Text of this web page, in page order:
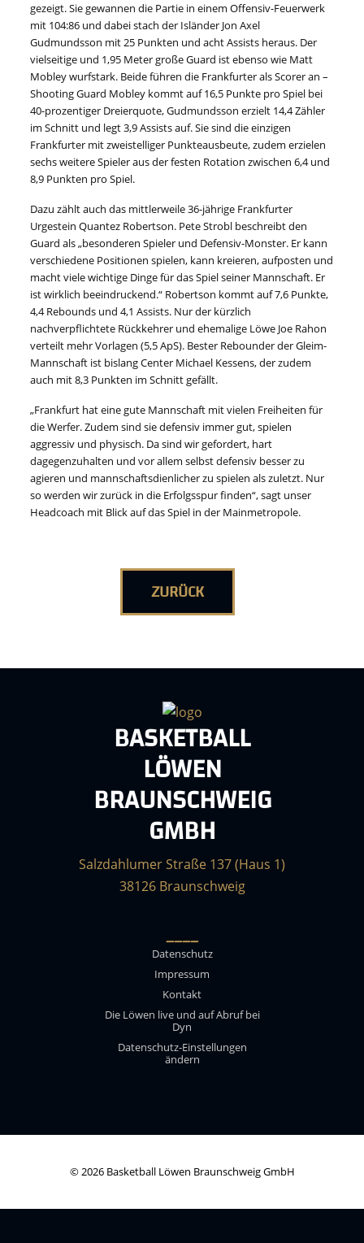
gezeigt. Sie gewannen die Partie in einem Offensiv-Feuerwerk
mit 104:86 und dabei stach der Isländer Jon Axel
Gudmundsson mit 25 Punkten und acht Assists heraus. Der
vielseitige und 1,95 Meter große Guard ist ebenso wie Matt
Mobley wurfstark. Beide führen die Frankfurter als Scorer an –
Shooting Guard Mobley kommt auf 16,5 Punkte pro Spiel bei
40-prozentiger Dreierquote, Gudmundsson erzielt 14,4 Zähler
im Schnitt und legt 3,9 Assists auf. Sie sind die einzigen
Frankfurter mit zweistelliger Punkteausbeute, zudem erzielen
sechs weitere Spieler aus der festen Rotation zwischen 6,4 und
8,9 Punkten pro Spiel.
Dazu zählt auch das mittlerweile 36-jährige Frankfurter
Urgestein Quantez Robertson. Pete Strobl beschreibt den
Guard als „besonderen Spieler und Defensiv-Monster. Er kann
verschiedene Positionen spielen, kann kreieren, aufposten und
macht viele wichtige Dinge für das Spiel seiner Mannschaft. Er
ist wirklich beeindruckend.“ Robertson kommt auf 7,6 Punkte,
4,4 Rebounds und 4,1 Assists. Nur der kürzlich
nachverpflichtete Rückkehrer und ehemalige Löwe Joe Rahon
verteilt mehr Vorlagen (5,5 ApS). Bester Rebounder der Gleim-
Mannschaft ist bislang Center Michael Kessens, der zudem
auch mit 8,3 Punkten im Schnitt gefällt.
„Frankfurt hat eine gute Mannschaft mit vielen Freiheiten für
die Werfer. Zudem sind sie defensiv immer gut, spielen
aggressiv und physisch. Da sind wir gefordert, hart
dagegenzuhalten und vor allem selbst defensiv besser zu
agieren und mannschaftsdienlicher zu spielen als zuletzt. Nur
so werden wir zurück in die Erfolgsspur finden“, sagt unser
Headcoach mit Blick auf das Spiel in der Mainmetropole.
ZURÜCK
BASKETBALL
LÖWEN
BRAUNSCHWEIG
GMBH
Salzdahlumer Straße 137 (Haus 1)
38126 Braunschweig
____
Datenschutz
Impressum
Kontakt
Die Löwen live und auf Abruf bei
Dyn
Datenschutz-Einstellungen
ändern
© 2026 Basketball Löwen Braunschweig GmbH